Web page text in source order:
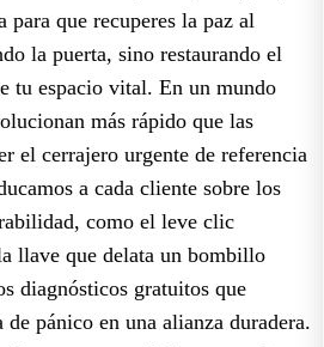
que recuperes la paz al
la puerta, sino restaurando el
tu espacio vital. En un mundo
más rápido que las
el cerrajero urgente de referencia
a cada cliente sobre los
como el leve clic
llave que delata un bombillo
diagnósticos gratuitos que
pánico en una alianza duradera.